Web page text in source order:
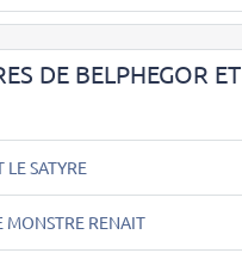
DE BELPHEGOR ET
LE SATYRE
MONSTRE RENAIT